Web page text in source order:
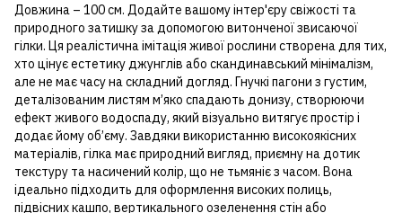
Довжина – 100 см. Додайте вашому інтер'єру свіжості та
природного затишку за допомогою витонченої звисаючої
гілки. Ця реалістична імітація живої рослини створена для тих,
хто цінує естетику джунглів або скандинавський мінімалізм,
але не має часу на складний догляд. Гнучкі пагони з густим,
деталізованим листям м’яко спадають донизу, створюючи
ефект живого водоспаду, який візуально витягує простір і
додає йому об’єму. Завдяки використанню високоякісних
матеріалів, гілка має природний вигляд, приємну на дотик
текстуру та насичений колір, що не тьмяніє з часом. Вона
ідеально підходить для оформлення високих полиць,
підвісних кашпо, вертикального озеленення стін або